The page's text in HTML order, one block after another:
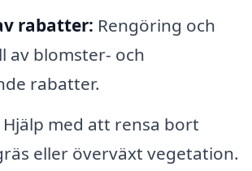
rabatter: Rengöring och
av blomster- och
rabatter.
Hjälp med att rensa bort
eller överväxt vegetation.